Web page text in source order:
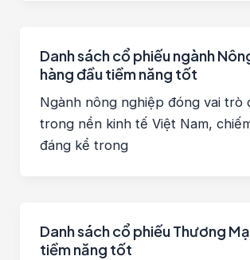
Danh sách cổ phiếu ngành
hàng đầu tiềm năng tốt
Ngành nông nghiệp đóng vai trò
trong nền kinh tế Việt Nam,
đáng kể trong
Danh sách cổ phiếu Thương
tiềm năng tốt